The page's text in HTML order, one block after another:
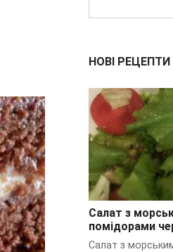
НОВІ РЕЦЕПТИ
З кальмарами
Салат з
помідорами
Салат з